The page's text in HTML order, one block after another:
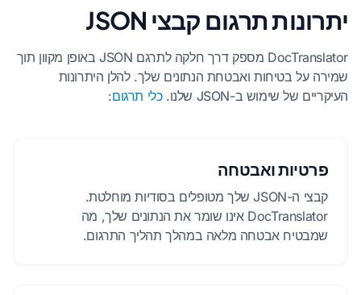
יתרונות תרגום קבצי JSON
DocTranslator מספק דרך חלקה לתרגם JSON באופן מקוון תוך
שמירה על בטיחות ואבטחת הנתונים שלך. להלן היתרונות
העיקריים של שימוש ב-JSON שלנו.
כלי תרגום:
פרטיות ואבטחה
קבצי ה-JSON שלך מטופלים בסודיות מוחלטת.
DocTranslator אינו שומר את הנתונים שלך, מה
שמבטיח אבטחה מלאה במהלך תהליך התרגום.